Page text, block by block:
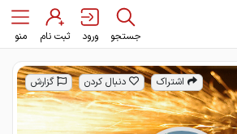
جستجو ورود ثبت نام منو
اشتراک دنبال کردن گزارش